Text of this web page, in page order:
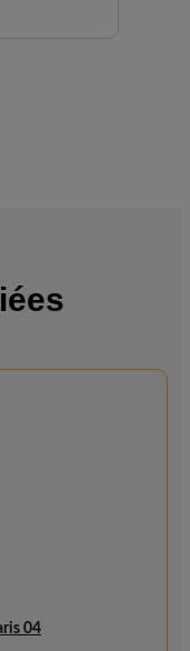
04